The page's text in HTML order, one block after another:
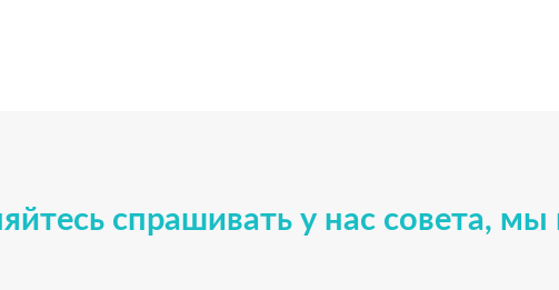
спрашивать у нас совета, мы